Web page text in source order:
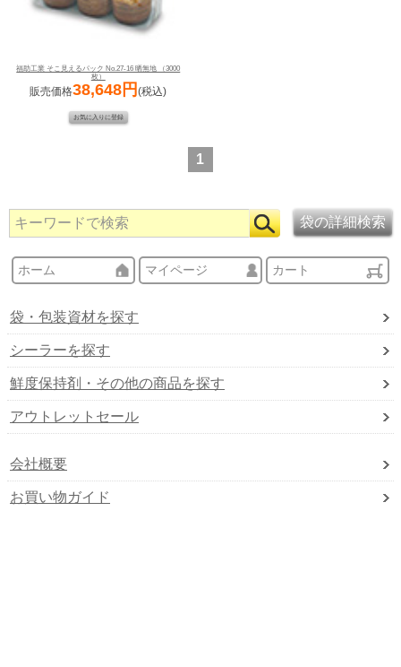
福助工業 そこ見えるパック No.27-16 晒無地 （3000
枚）
販売価格38,648円(税込)
1
ホーム マイページ カート
袋・包装資材を探す
シーラーを探す
鮮度保持剤・その他の商品を探す
アウトレットセール
会社概要
お買い物ガイド